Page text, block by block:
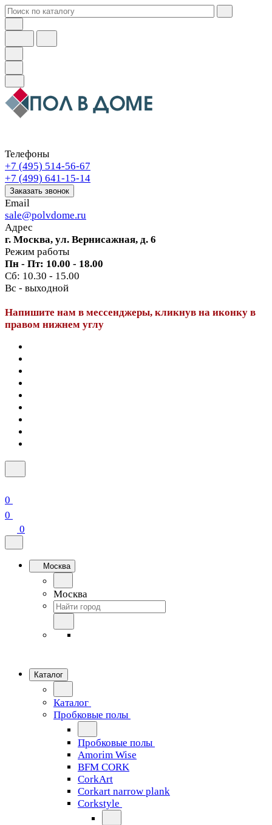
Телефоны
+7 (495) 514-56-67
+7 (499) 641-15-14
Заказать звонок
Email
sale@polvdome.ru
Адрес
г. Москва, ул. Вернисажная, д. 6
Режим работы
Пн - Пт: 10.00 - 18.00
Сб: 10.30 - 15.00
Вс - выходной
Напишите нам в мессенджеры, кликнув на иконку в
правом нижнем углу
0
0
0
Москва
Москва
Каталог
Каталог
Пробковые полы
Пробковые полы
Amorim Wise
BFM CORK
CorkArt
Corkart narrow plank
Corkstyle